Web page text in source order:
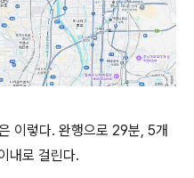
이렇다. 완행으로 29분, 5개
내로 걸린다.